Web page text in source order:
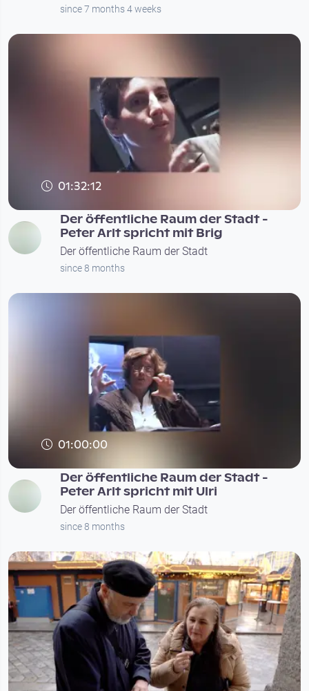
since 7 months 4 weeks
01:32:12
Der öffentliche Raum der Stadt -
Peter Arlt spricht mit Brig
Der öffentliche Raum der Stadt
since 8 months
01:00:00
Der öffentliche Raum der Stadt -
Peter Arlt spricht mit Ulri
Der öffentliche Raum der Stadt
since 8 months